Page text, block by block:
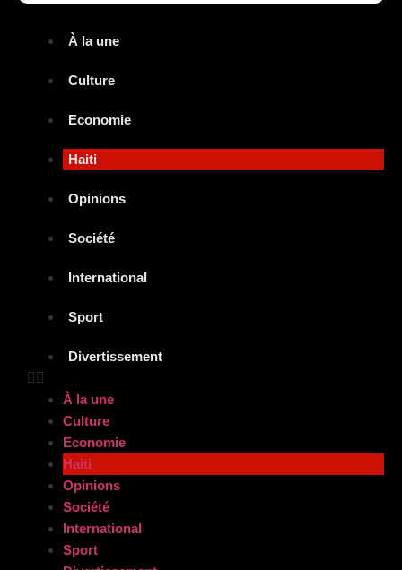
À la une
Culture
Economie
Haiti
Opinions
Société
International
Sport
Divertissement
À la une
Culture
Economie
Haiti
Opinions
Société
International
Sport